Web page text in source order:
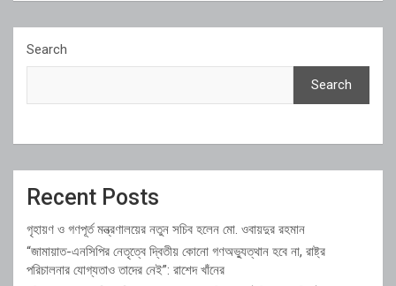
Search
Search
Recent Posts
গৃহায়ণ ও গণপূর্ত মন্ত্রণালয়ের নতুন সচিব হলেন মো. ওবায়দুর রহমান
“জামায়াত-এনসিপির নেতৃত্বে দ্বিতীয় কোনো গণঅভ্যুত্থান হবে না, রাষ্ট্র
পরিচালনার যোগ্যতাও তাদের নেই”: রাশেদ খাঁনের